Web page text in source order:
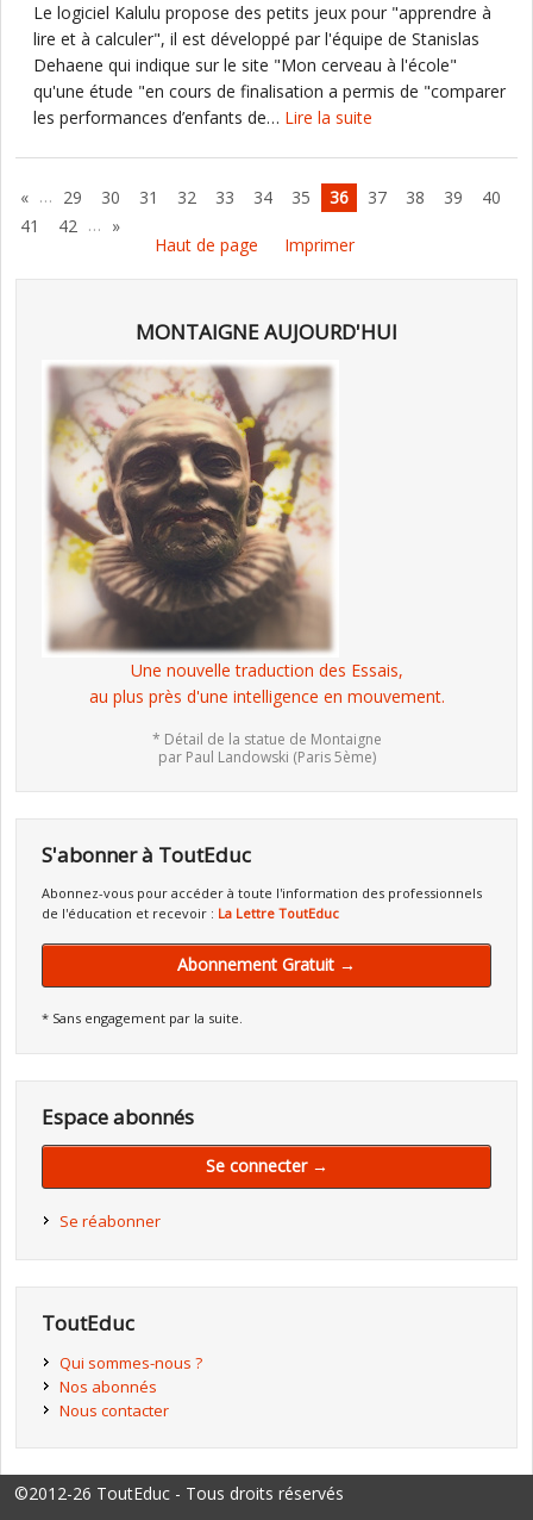
Le logiciel Kalulu propose des petits jeux pour "apprendre à
lire et à calculer", il est développé par l'équipe de Stanislas
Dehaene qui indique sur le site "Mon cerveau à l'école"
qu'une étude "en cours de finalisation a permis de "comparer
les performances d’enfants de… Lire la suite
« … 29 30 31 32 33 34 35 36 37 38 39
40
41
42 … »
Haut de page
Imprimer
MONTAIGNE AUJOURD'HUI
Une nouvelle traduction des Essais,
au plus près d'une intelligence en mouvement.
* Détail de la statue de Montaigne
par Paul Landowski (Paris 5ème)
S'abonner à ToutEduc
Abonnez-vous pour accéder à toute l'information des professionnels
de l'éducation et recevoir : La Lettre ToutEduc
Abonnement Gratuit →
* Sans engagement par la suite.
Espace abonnés
Se connecter →
Se réabonner
ToutEduc
Qui sommes-nous ?
Nos abonnés
Nous contacter
©2012-26 ToutEduc - Tous droits réservés